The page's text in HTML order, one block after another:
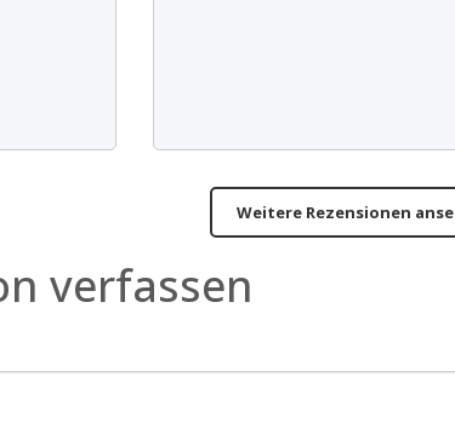
Weitere Rezensionen
verfassen